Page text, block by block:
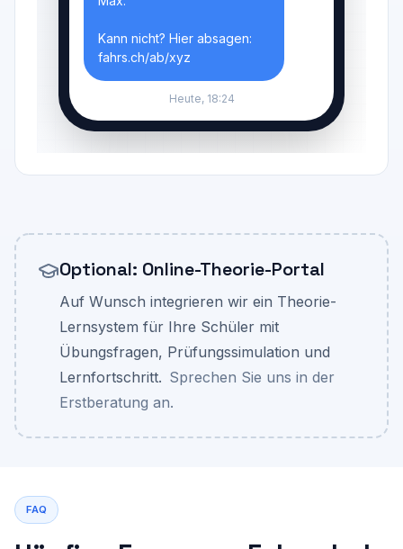
Kann nicht? Hier absagen:
fahrs.ch/ab/xyz
Heute, 18:24
Optional: Online-Theorie-Portal
Auf Wunsch integrieren wir ein Theorie-
Lernsystem für Ihre Schüler mit
Übungsfragen, Prüfungssimulation und
Lernfortschritt. Sprechen Sie uns in der
Erstberatung an.
FAQ